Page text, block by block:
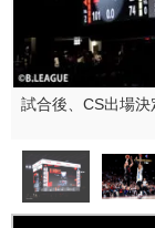
試合後、CS出場